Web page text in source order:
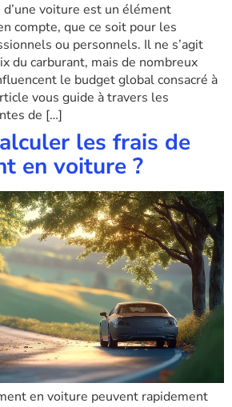
voiture est un élément
compte, que ce soit pour les
ou personnels. Il ne s’agit
du carburant, mais de nombreux
le budget global consacré à
vous guide à travers les
de […]
les frais de
en voiture ?
en voiture peuvent rapidement